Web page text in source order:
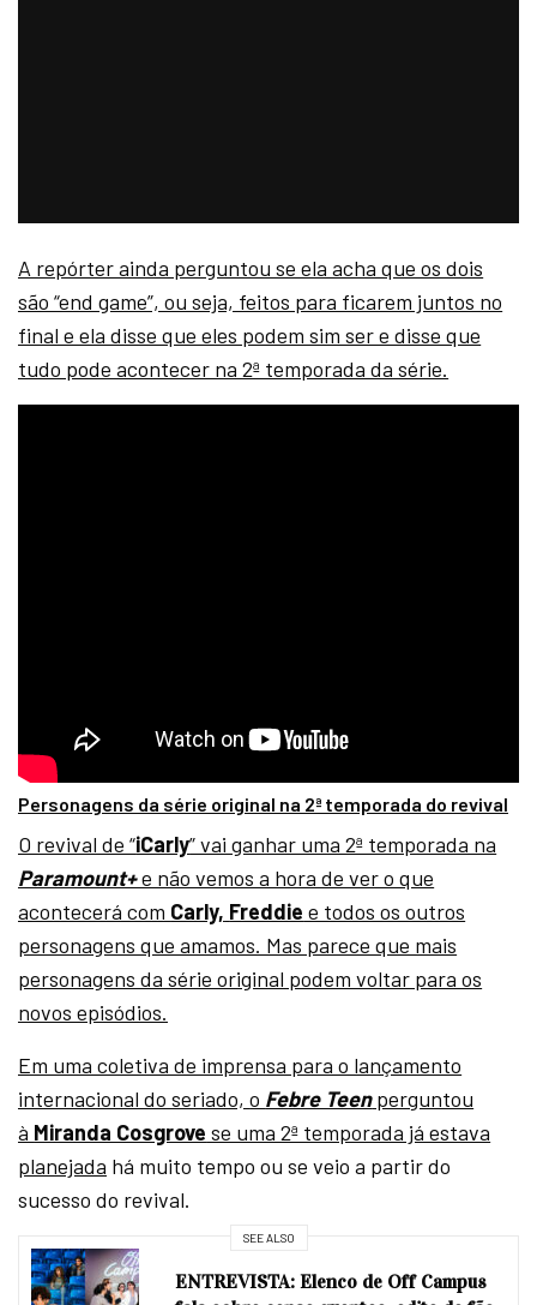
A repórter ainda perguntou se ela acha que os dois
são “end game”, ou seja, feitos para ficarem juntos no
final e ela disse que eles podem sim ser e disse que
tudo pode acontecer na 2ª temporada da série.
Personagens da série original na 2ª temporada do revival
O revival de “iCarly” vai ganhar uma 2ª temporada na
Paramount+e não vemos a hora de ver o que
acontecerá com Carly, Freddie e todos os outros
personagens que amamos. Mas parece que mais
personagens da série original podem voltar para os
novos episódios.
Em uma coletiva de imprensa para o lançamento
internacional do seriado,o Febre Teenperguntou
à Miranda Cosgrove se uma 2ª temporada já estava
planejada há muito tempo ou se veio a partir do
sucesso do revival.
SEE ALSO
ENTREVISTA: Elenco de Off Campus